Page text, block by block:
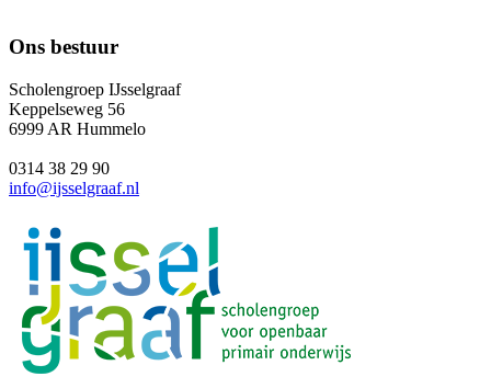
Ons bestuur
Scholengroep IJsselgraaf
Keppelseweg 56
6999 AR Hummelo
0314 38 29 90
info@ijsselgraaf.nl